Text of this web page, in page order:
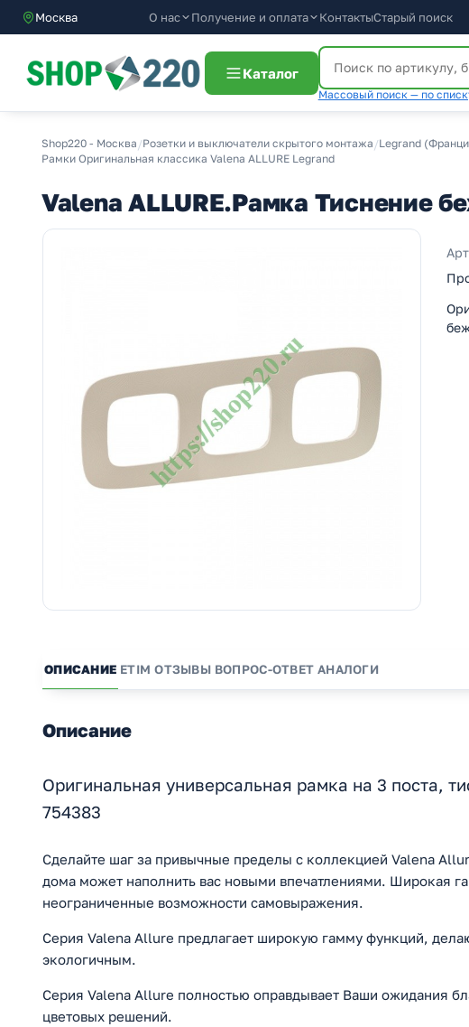
Москва О нас Получение и оплата КонтактыСтарый поиск
Каталог
Массовый поиск — по
Shop220 - Москва /Розетки и выключатели скрытого монтажа /Legrand
Рамки Оригинальная классика Valena ALLURE Legrand
Valena ALLURE.Рамка Тиснение
ОПИСАНИЕ ETIM ОТЗЫВЫ ВОПРОС-ОТВЕТ АНАЛОГИ
Описание
Оригинальная универсальная рамка на 3 поста,
754383
Сделайте шаг за привычные пределы с коллекцией Valena
дома может наполнить вас новыми впечатлениями. Широкая
неограниченные возможности самовыражения.
Серия Valena Allure предлагает широкую гамму функций,
экологичным.
Серия Valena Allure полностью оправдывает Ваши ожидания
цветовых решений.